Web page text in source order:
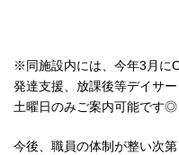
※同施設内には、今年3月に
発達支援、放課後等デイサ
土曜日のみご案内可能です
今後、職員の体制が整い次